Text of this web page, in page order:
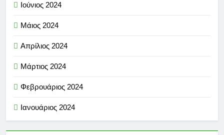
Ιούνιος 2024
Μάιος 2024
Απρίλιος 2024
Μάρτιος 2024
Φεβρουάριος 2024
Ιανουάριος 2024